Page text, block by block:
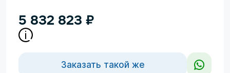
5 832 823 ₽
Заказать такой же